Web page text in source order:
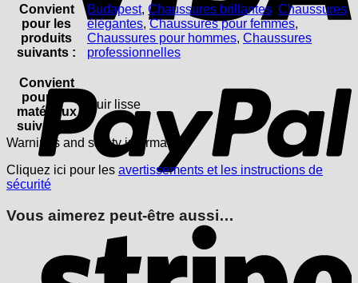
Convient
pour les
produits
suivants :
Budapest, Chaussures brillantes Chaussures
élégantes,Chaussures pour femmes,
Chaussures pour hommes, Chaussures
professionnelles
Convient
pour les
matériaux
suivants :
Cuir lisse
Warnings and safety information:
Cliquez ici pour les avertissements et les instructions de
sécurité
Vous aimerez peut-être aussi…